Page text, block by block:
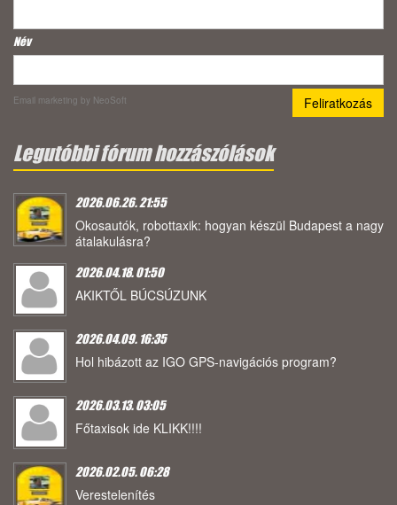
Név
Email marketing by NeoSoft
Legutóbbi fórum hozzászólások
2026.06.26. 21:55
Okosautók, robottaxik: hogyan készül Budapest a nagy
átalakulásra?
2026.04.18. 01:50
AKIKTŐL BÚCSÚZUNK
2026.04.09. 16:35
Hol hibázott az IGO GPS-navigációs program?
2026.03.13. 03:05
Főtaxisok ide KLIKK!!!!
2026.02.05. 06:28
Verestelenítés